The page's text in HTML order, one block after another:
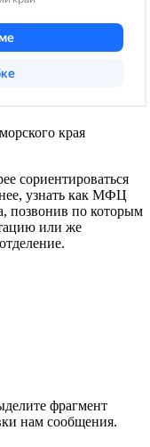
края
сориентироваться
узнать как МФЦ
позвонив по которым
или же
фрагмент
нам сообщения.